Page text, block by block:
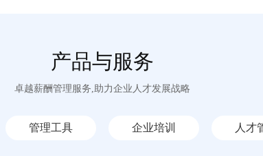
产品与服务
卓越薪酬管理服务,助力企业人才发展战略
管理工具 企业培训 人才